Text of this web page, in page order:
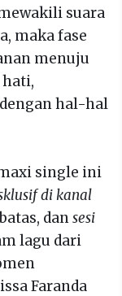
suara
maka fase
menuju
hal-hal
single ini
di kanal
dansesi
lagu dari
Faranda